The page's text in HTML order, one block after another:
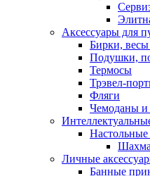
Аксессуары для
Бирки, весы
Подушки,
Термосы
Трэвел-
Фляги
Чемоданы и
Личные
Банные